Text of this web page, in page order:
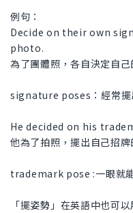
例句：
Decide on their own
photo.
為了團體照，各自決定自己
signature poses：經常擺
He decided on his
他為了拍照，擺出自己招牌
trademark pose :一眼就
「擺姿勢」在英語中也可